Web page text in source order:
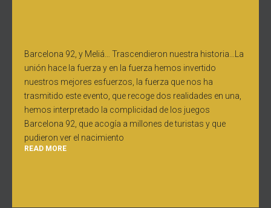
Barcelona 92, y Meliá… Trascendieron nuestra historia…La
unión hace la fuerza y en la fuerza hemos invertido
nuestros mejores esfuerzos, la fuerza que nos ha
trasmitido este evento, que recoge dos realidades en una,
hemos interpretado la complicidad de los juegos
Barcelona 92, que acogía a millones de turistas y que
pudieron ver el nacimiento
READ MORE